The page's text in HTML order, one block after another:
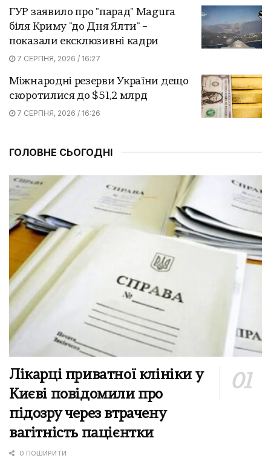
ГУР заявило про "парад" Magura
біля Криму "до Дня Ялти" –
показали ексклюзивні кадри
7 СЕРПНЯ, 2026 / 16:27
Міжнародні резерви України дещо
скоротилися до $51,2 млрд
7 СЕРПНЯ, 2026 / 16:26
ГОЛОВНЕ СЬОГОДНІ
Лікарці приватної клініки у
Києві повідомили про
підозру через втрачену
вагітність пацієнтки
0 ПОШИРИТИ